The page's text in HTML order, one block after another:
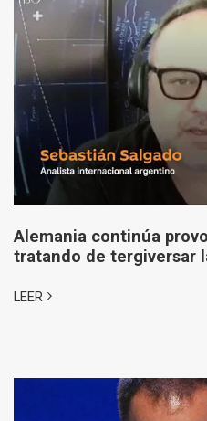
Alemania continúa
tratando de tergiversar
LEER